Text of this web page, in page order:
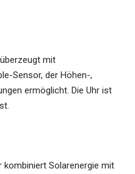
mit
Sensor, der Höhen-,
ermöglicht. Die Uhr ist
kombiniert Solarenergie mit